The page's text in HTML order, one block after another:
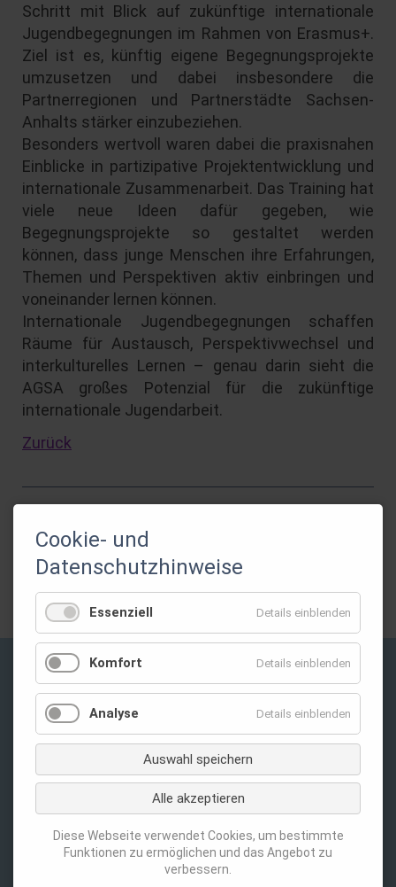
Schritt mit Blick auf zukünftige internationale
Jugendbegegnungen im Rahmen von Erasmus+.
Ziel ist es, künftig eigene Begegnungsprojekte
umzusetzen und dabei insbesondere die
Partnerregionen und Partnerstädte Sachsen-
Anhalts stärker einzubeziehen.
Besonders wertvoll waren dabei die praxisnahen
Einblicke in partizipative Projektentwicklung und
internationale Zusammenarbeit. Das Training hat
viele neue Ideen dafür gegeben, wie
Begegnungsprojekte so gestaltet werden
können, dass junge Menschen ihre Erfahrungen,
Themen und Perspektiven aktiv einbringen und
voneinander lernen können.
Internationale Jugendbegegnungen schaffen
Räume für Austausch, Perspektivwechsel und
interkulturelles Lernen – genau darin sieht die
AGSA großes Potenzial für die zukünftige
internationale Jugendarbeit.
Zurück
Gefördert durch:
Privatsphäre-Einstellungen ändern
Navigation
überspringen
Datenschutz
Impressum
Cookie- und
Datenschutzhinweise
Essenziell Details einblenden
Komfort Details einblenden
Analyse Details einblenden
Auswahl speichern
Alle akzeptieren
Diese Webseite verwendet Cookies, um bestimmte
Funktionen zu ermöglichen und das Angebot zu
verbessern.